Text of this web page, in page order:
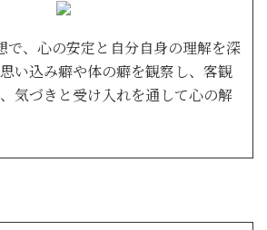
で、心の安定と自分自身の理解を深
い込み癖や体の癖を観察し、客観
気づきと受け入れを通して心の解